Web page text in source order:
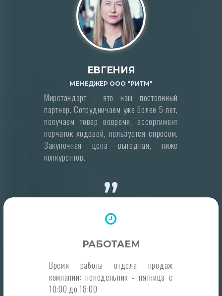
ЕВГЕНИЯ
МЕНЕДЖЕР ООО "РИТМ"
Мирстандарт - это наш постоянный
партнер. Сотрудничаем уже более 5 лет,
получаем товар вовремя, ассортимент
перчаток ходовой, пользуется спросом.
Закупочная цена выгодная, ниже
конкурентов.
”
РАБОТАЕМ
Время работы отдела продаж
компании: понедельник - пятница с
10:00 до 18:00